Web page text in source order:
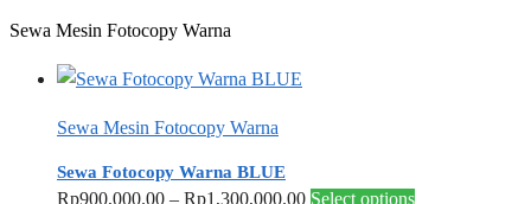
product
multiple
The
may
Sewa Mesin Fotocopy Warna
Sewa Mesin Fotocopy Warna
Sewa Fotocopy Warna BLUE
Rp900,000.00 – Rp1,300,000.00Price
Select optionsThis